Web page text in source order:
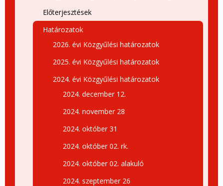
Előterjesztések
Határozatok
2026. évi Közgyűlési határozatok
2025. évi Közgyűlési határozatok
2024. évi Közgyűlési határozatok
2024. december 12.
2024. november 28
2024. október 31
2024. október 02. rk.
2024. október 02. alakuló
2024. szeptember 26